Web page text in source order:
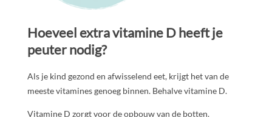
Hoeveel extra vitamine D heeft je
peuter nodig?
Als je kind gezond en afwisselend eet, krijgt het van de
meeste vitamines genoeg binnen. Behalve vitamine D.
Vitamine D zorgt voor de opbouw van de botten.